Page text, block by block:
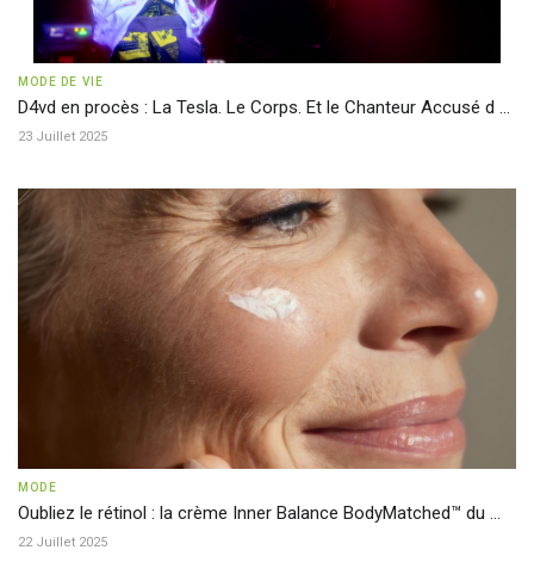
MODE DE VIE
D4vd en procès : La Tesla. Le Corps. Et le Chanteur Accusé d ...
23 Juillet 2025
MODE
Oubliez le rétinol : la crème Inner Balance BodyMatched™ du ...
22 Juillet 2025